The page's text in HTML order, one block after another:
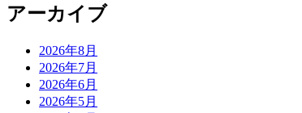
アーカイブ
2026年8月
2026年7月
2026年6月
2026年5月